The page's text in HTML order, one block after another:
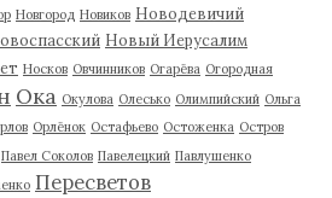
Новгород Новиков Новодевичий
Новый Иерусалим
Носков Овчинников Огарёва Огородная
Ока Окулова Олесько Олимпийский Ольга
Орлёнок Остафьево Остоженка Остров
Павел Соколов Павелецкий Павлушенко
Пересветов